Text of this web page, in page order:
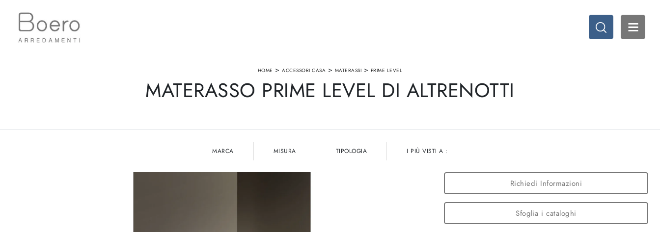
HOME >ACCESSORI CASA > MATERASSI > PRIME LEVEL
MATERASSO PRIME LEVEL DI ALTRENOTTI
MARCA MISURA TIPOLOGIA I PIÙ VISTI A :
Richiedi Informazioni
Sfoglia i cataloghi